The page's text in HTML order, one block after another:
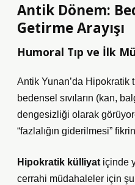
Antik Dönem:
Getirme Arayışı
Humoral Tıp ve İlk
Antik Yunan’da Hipokratik
bedensel sıvıların (kan,
dengesizliği olarak
“fazlalığın giderilmesi”
Hipokratik külliyat içinde
cerrahi müdahaleler için şu